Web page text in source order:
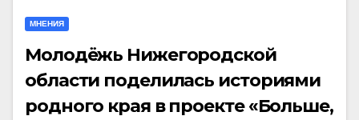
МНЕНИЯ
Молодёжь Нижегородской
области поделилась историями
родного края в проекте «Больше,